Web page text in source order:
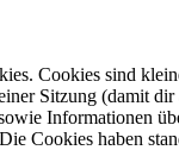
Cookies sind
Sitzung (damit
Informationen
Cookies haben